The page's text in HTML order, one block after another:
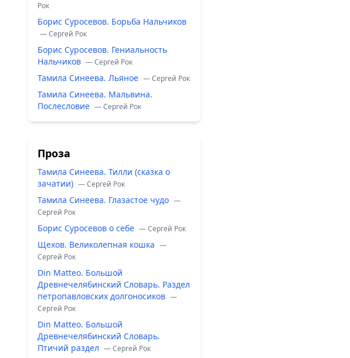
Рок
Борис Суросевов. Борьба Нальчиков
— Сергей Рок
Борис Суросевов. Гениальность
Нальчиков — Сергей Рок
Тамила Синеева. Льяное — Сергей Рок
Тамила Синеева. Мальвина.
Послесловие — Сергей Рок
Проза
Тамила Синеева. Тилли (сказка о
зачатии) — Сергей Рок
Тамила Синеева. Глазастое чудо —
Сергей Рок
Борис Суросевов о себе — Сергей Рок
Щехов. Великолепная кошка —
Сергей Рок
Din Matteo. Большой
Древнечелябинский Словарь. Раздел
петропавловских долгоносиков —
Сергей Рок
Din Matteo. Большой
Древнечелябинский Словарь.
Птичий раздел — Сергей Рок